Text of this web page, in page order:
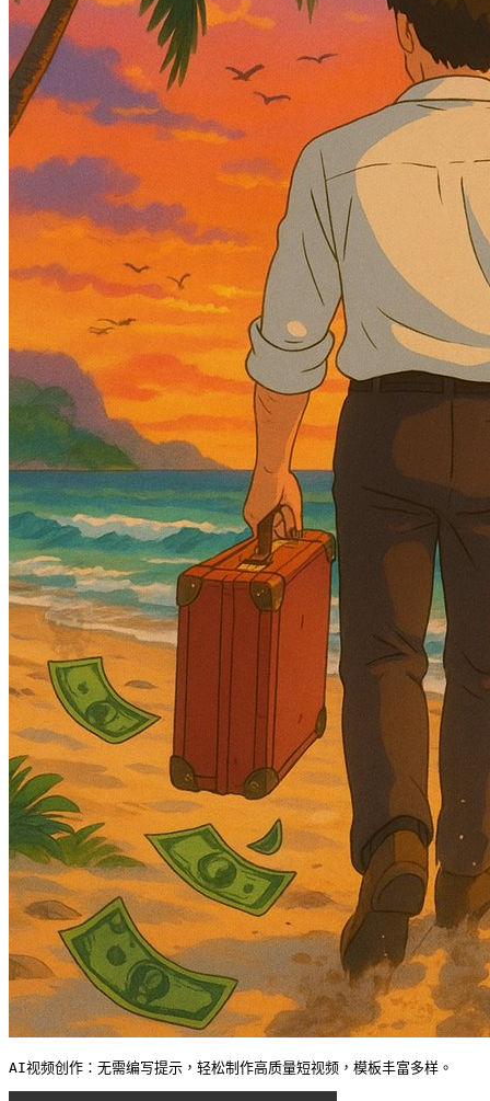
AI视频创作：无需编写提示，轻松制作高质量短视频，模板丰富多样。